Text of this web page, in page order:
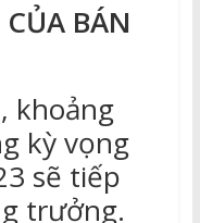
BÁN
khoảng
kỳ vọng
sẽ tiếp
trưởng.